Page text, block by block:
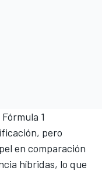
1
pero
en comparación
híbridas, lo que